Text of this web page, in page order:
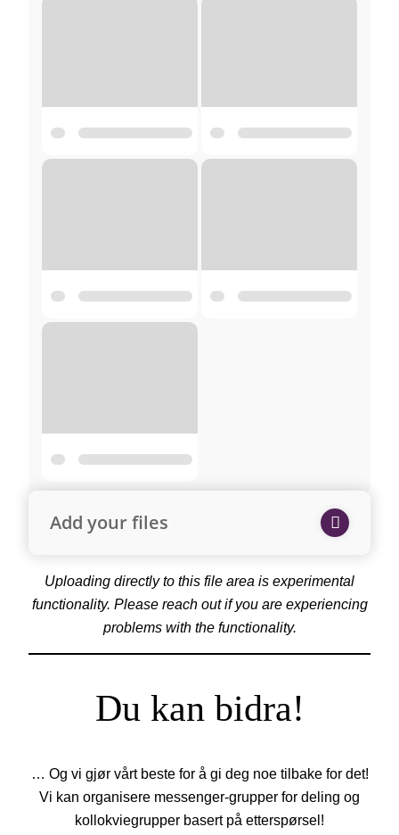
Add your files
Uploading directly to this file area is experimental
functionality. Please reach out if you are experiencing
problems with the functionality.
Du kan bidra!
… Og vi gjør vårt beste for å gi deg noe tilbake for det!
Vi kan organisere messenger-grupper for deling og
kollokviegrupper basert på etterspørsel!